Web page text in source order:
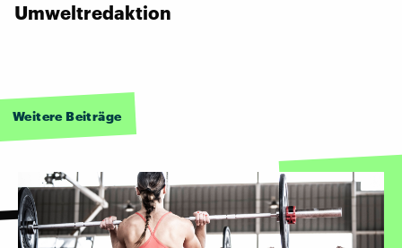
Umweltredaktion
Weitere Beiträge